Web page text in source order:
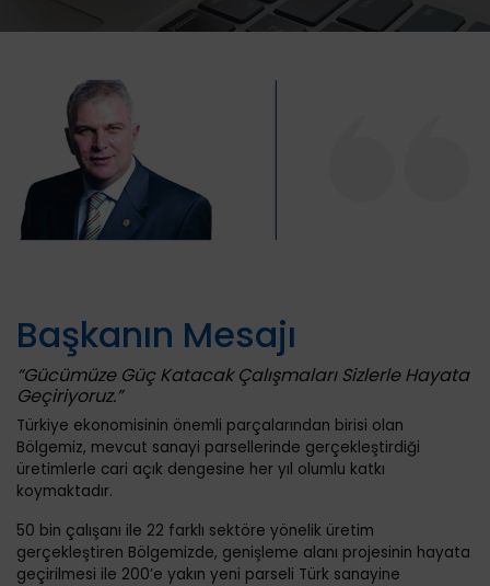
Başkanın Mesajı
“Gücümüze Güç Katacak Çalışmaları Sizlerle Hayata
Geçiriyoruz.”
Türkiye ekonomisinin önemli parçalarından birisi olan
Bölgemiz, mevcut sanayi parsellerinde gerçekleştirdiği
üretimlerle cari açık dengesine her yıl olumlu katkı
koymaktadır.
50 bin çalışanı ile 22 farklı sektöre yönelik üretim
gerçekleştiren Bölgemizde, genişleme alanı projesinin hayata
geçirilmesi ile 200’e yakın yeni parseli Türk sanayine